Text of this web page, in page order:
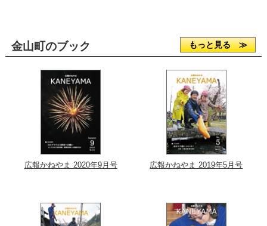
金山町のブック もっと見る ≫
広報かねやま 2020年9月号 広報かねやま 2019年5月号